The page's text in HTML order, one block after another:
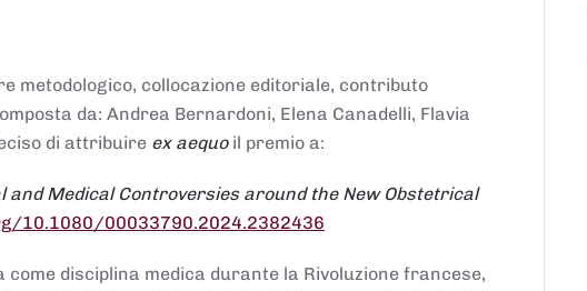
metodologico, collocazione editoriale, contributo
da: Andrea Bernardoni, Elena Canadelli, Flavia
di attribuire ex aequoil premio a:
Medical Controversies around the New Obstetrical
10.1080/00033790.2024.2382436
disciplina medica durante la Rivoluzione francese,